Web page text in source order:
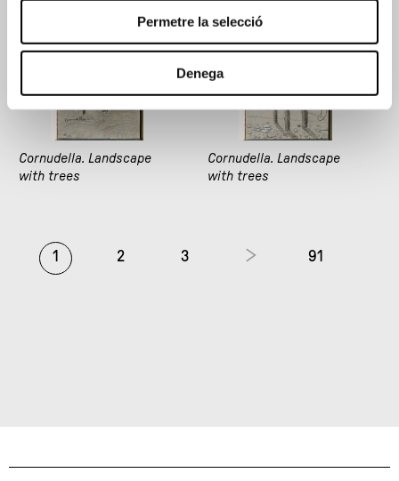
Permetre la selecció
Denega
Cornudella. Landscape
with trees
Cornudella. Landscape
with trees
1 2 3 91